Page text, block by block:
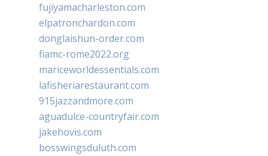
fujiyamacharleston.com
elpatronchardon.com
donglaishun-order.com
fiamc-rome2022.org
mariceworldessentials.com
lafisheriarestaurant.com
915jazzandmore.com
aguadulce-countryfair.com
jakehovis.com
bosswingsduluth.com